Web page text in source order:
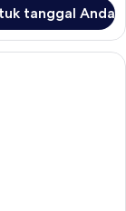
tanggal Anda
selimut bulu angsa,